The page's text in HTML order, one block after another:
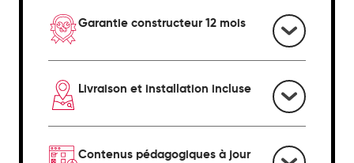
Garantie constructeur 12 mois
Livraison et installation incluse
Contenus pédagogiques à jour